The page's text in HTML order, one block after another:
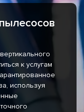
к услугам
используя